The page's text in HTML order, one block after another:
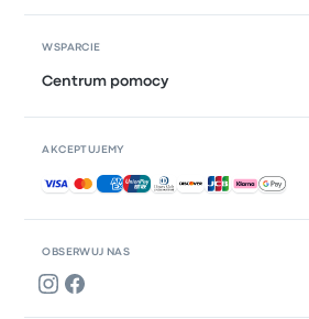
OBSERWUJ NAS
WSPARCIE
Centrum pomocy
AKCEPTUJEMY
Akceptowane płatności